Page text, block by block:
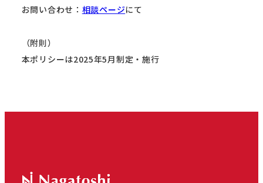
お問い合わせ： 相談ページにて
（附則）
本ポリシーは2025年5月制定・施行